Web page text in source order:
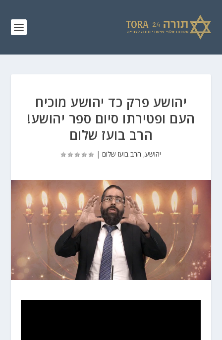
יהושע פרק כד יהושע מוכיח
העם ופטירתו סיום ספר יהושע!
הרב בועז שלום
יהושע, הרב בועז שלום |